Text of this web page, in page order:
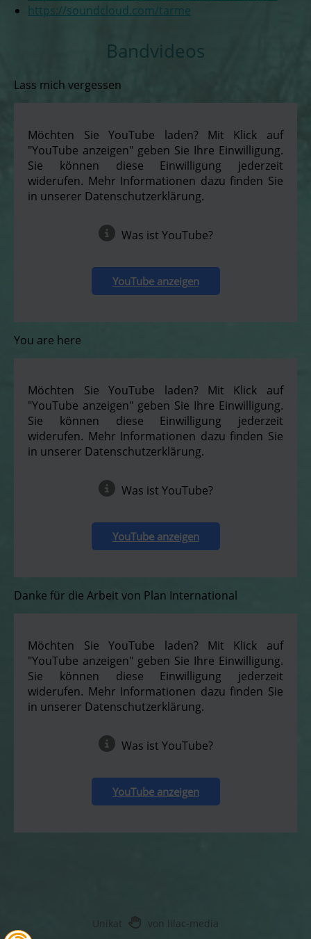
https://soundcloud.com/tarme
Bandvideos
Lass mich vergessen
Möchten Sie YouTube laden? Mit Klick auf
"YouTube anzeigen" geben Sie Ihre Einwilligung.
Sie können diese Einwilligung jederzeit
widerufen. Mehr Informationen dazu finden Sie
in unserer Datenschutzerklärung.
Was ist YouTube?
YouTube anzeigen
You are here
Möchten Sie YouTube laden? Mit Klick auf
"YouTube anzeigen" geben Sie Ihre Einwilligung.
Sie können diese Einwilligung jederzeit
widerufen. Mehr Informationen dazu finden Sie
in unserer Datenschutzerklärung.
Was ist YouTube?
YouTube anzeigen
Danke für die Arbeit von Plan International
Möchten Sie YouTube laden? Mit Klick auf
"YouTube anzeigen" geben Sie Ihre Einwilligung.
Sie können diese Einwilligung jederzeit
widerufen. Mehr Informationen dazu finden Sie
in unserer Datenschutzerklärung.
Was ist YouTube?
YouTube anzeigen
Unikat von lilac-media